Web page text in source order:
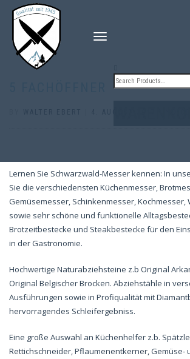
TOGGLE
Lernen Sie Schwarzwald-Messer kennen: In
Sie die verschiedensten Küchenmesser,
Gemüsemesser, Schinkenmesser,
sowie sehr schöne und funktionelle
Brotzeitbestecke und Steakbestecke für den
in der Gastronomie.
Hochwertige Naturabziehsteine z.b Original
Original Belgischer Brocken. Abziehstähle in
Ausführungen sowie in Profiqualität mit
hervorragendes Schleifergebniss.
Eine große Auswahl an Küchenhelfer z.b.
Rettichschneider, Pflaumenentkerner, Gemüse-